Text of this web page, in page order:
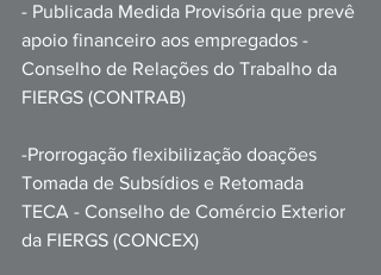
- Publicada Medida Provisória que prevê
apoio financeiro aos empregados -
Conselho de Relações do Trabalho da
FIERGS (CONTRAB)
-Prorrogação flexibilização doações
Tomada de Subsídios e Retomada
TECA - Conselho de Comércio Exterior
da FIERGS (CONCEX)